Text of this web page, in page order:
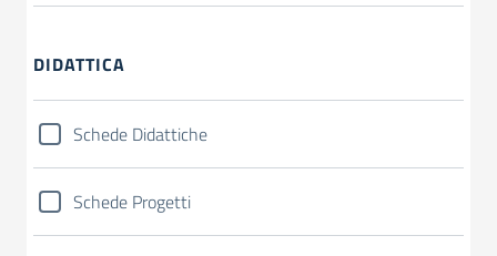
DIDATTICA
Schede Didattiche
Schede Progetti